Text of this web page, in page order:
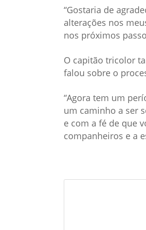
“Gostaria de
alterações nos
nos próximos
O capitão tricolor
falou sobre o
“Agora tem um
um caminho a ser
e com a fé de que
companheiros e a